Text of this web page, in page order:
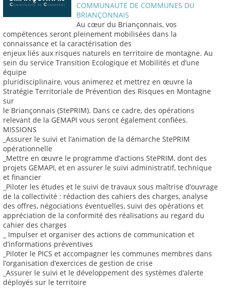
COMMUNAUTE DE COMMUNES DU
BRIANÇONNAIS
Au cœur du Briançonnais, vos
compétences seront pleinement mobilisées dans la
connaissance et la caractérisation des
enjeux liés aux risques naturels en territoire de montagne. Au
sein du service Transition Ecologique et Mobilités et d’une
équipe
pluridisciplinaire, vous animerez et mettrez en œuvre la
Stratégie Territoriale de Prévention des Risques en Montagne
sur
le Briançonnais (StePRIM). Dans ce cadre, des opérations
relevant de la GEMAPI vous seront également confiées.
MISSIONS
_Assurer le suivi et l’animation de la démarche StePRIM
opérationnelle
_Mettre en œuvre le programme d’actions StePRIM, dont des
projets GEMAPI, et en assurer le suivi administratif, technique
et financier
_Piloter les études et le suivi de travaux sous maîtrise d’ouvrage
de la collectivité : rédaction des cahiers des charges, analyse
des offres, négociations éventuelles, suivi des opérations et
appréciation de la conformité des réalisations au regard du
cahier des charges
_ Impulser et organiser des actions de communication et
d’informations préventives
_Piloter le PICS et accompagner les communes membres dans
l’organisation d’exercices de gestion de crise
_Assurer le suivi et le développement des systèmes d’alerte
déployés sur le territoire